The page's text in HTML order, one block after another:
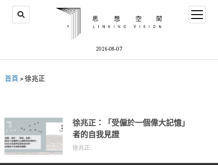
2026-08-07
首頁 >徐兆正
徐兆正：「受僱於一個偉大記憶」
者的自我見證
徐兆正